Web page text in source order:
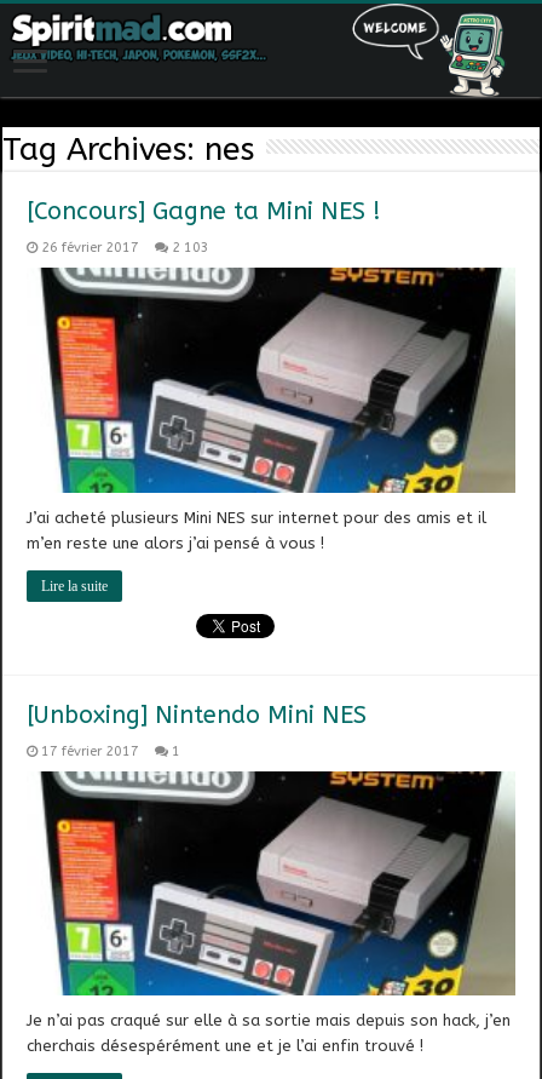
Tag Archives: nes
[Concours] Gagne ta Mini NES !
26 février 2017 2 103
J’ai acheté plusieurs Mini NES sur internet pour des amis et il
m’en reste une alors j’ai pensé à vous !
Lire la suite
[Unboxing] Nintendo Mini NES
17 février 2017 1
Je n’ai pas craqué sur elle à sa sortie mais depuis son hack, j’en
cherchais désespérément une et je l’ai enfin trouvé !